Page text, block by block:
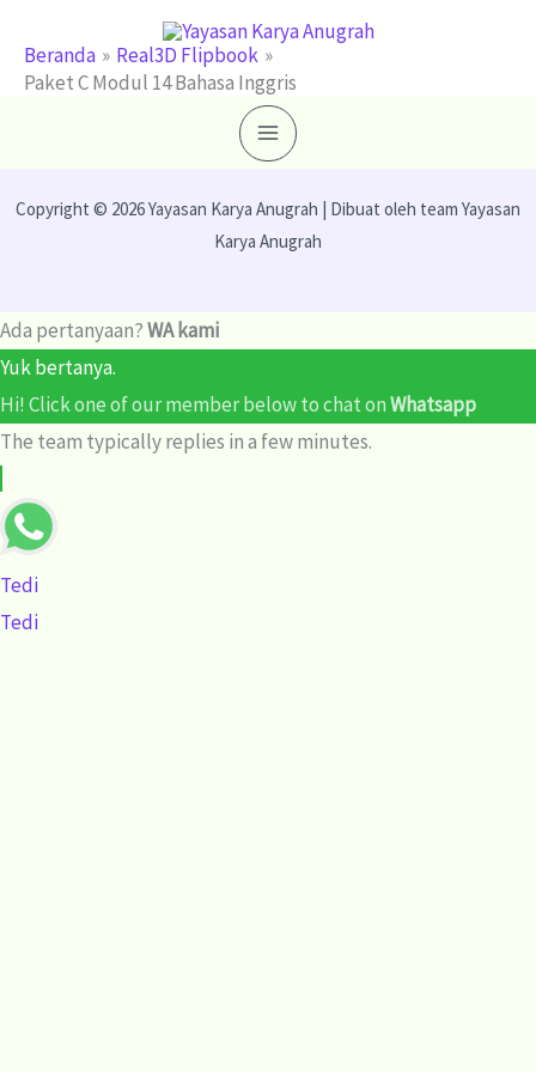
konten
Beranda
Real3D Flipbook
Paket C Modul 14 Bahasa Inggris
Copyright © 2026 Yayasan Karya Anugrah | Dibuat oleh team Yayasan
Karya Anugrah
Ada pertanyaan?WA kami
Yuk bertanya.
Hi! Click one of our member below to chat onWhatsapp
The team typically replies in a few minutes.
Tedi
Tedi